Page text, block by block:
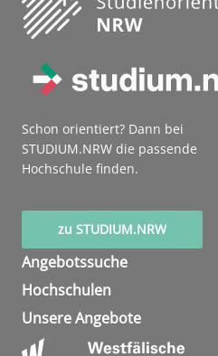
Schon orientiert? Dann bei
STUDIUM.NRW die passende
Hochschule finden.
zu STUDIUM.NRW
Angebotssuche
Hochschulen
Unsere Angebote